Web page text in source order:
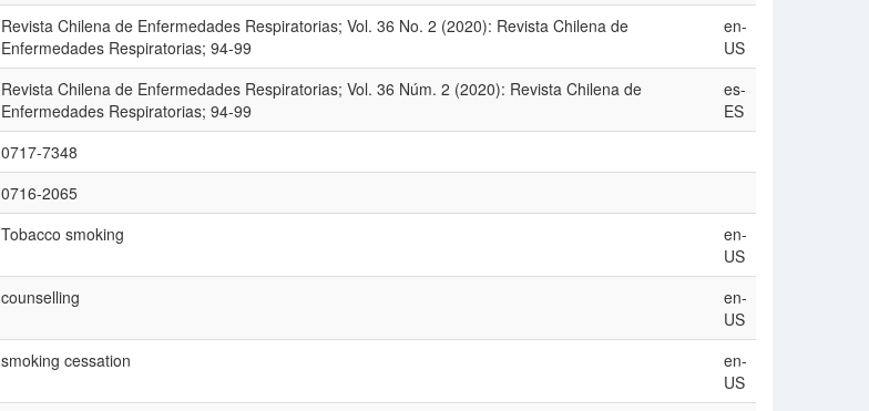
Revista Chilena de Enfermedades Respiratorias; Vol. 36 No. 2 (2020): Revista Chilena de
Enfermedades Respiratorias; 94-99
en-
US
Revista Chilena de Enfermedades Respiratorias; Vol. 36 Núm. 2 (2020): Revista Chilena de
Enfermedades Respiratorias; 94-99
es-
ES
0717-7348
0716-2065
Tobacco smoking
en-
US
counselling
en-
US
smoking cessation
en-
US